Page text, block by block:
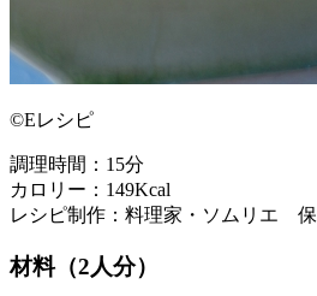
©Eレシピ
調理時間：15分
カロリー：149Kcal
レシピ制作：料理家・ソムリエ
材料（2人分）